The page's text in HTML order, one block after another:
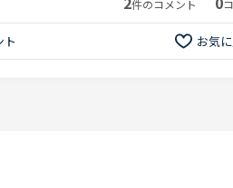
件のコメント
ト お気